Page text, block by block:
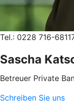
Tel.: 0228 716-
Sascha
Betreuer Private
Schreiben Sie uns